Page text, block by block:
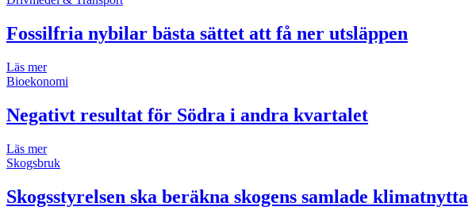
Fossilfria nybilar bästa sättet att få ner utsläppen
Läs mer
Bioekonomi
Negativt resultat för Södra i andra kvartalet
Läs mer
Skogsbruk
Skogsstyrelsen ska beräkna skogens samlade klimatnytta